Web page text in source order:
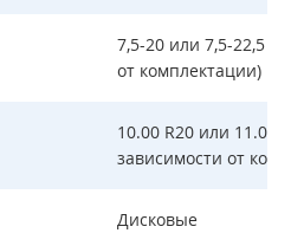
7,5-20 или 7,5-22,5
от комплектации)
10.00 R20 или 11.00
зависимости от
Дисковые